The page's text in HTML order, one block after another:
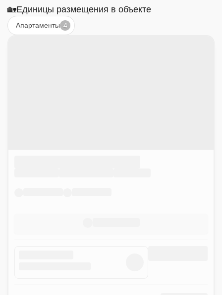
🏡Единицы размещения в объекте
Апартаменты 4